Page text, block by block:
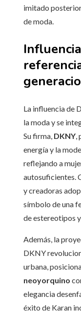
imitado
de moda.
La influencia de
la moda y se
Su firma, DKNY,
energía y la
reflejando a
autosuficientes.
y creadoras
símbolo de una
de estereotipos
Además, la
DKNY
urbana,
neoyorquino
elegancia
éxito de Karan